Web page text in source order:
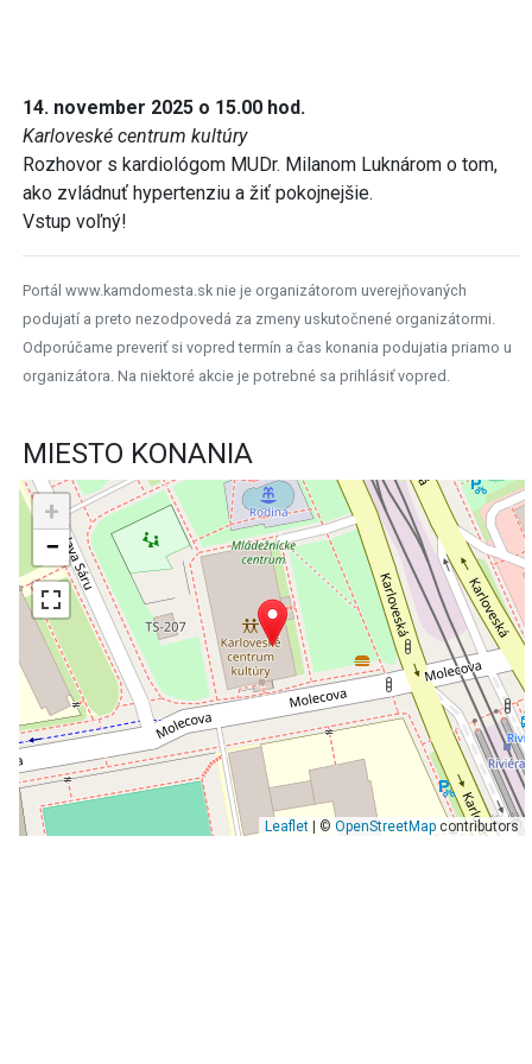
14. november 2025 o 15.00 hod.
Karloveské centrum kultúry
Rozhovor s kardiológom MUDr. Milanom Luknárom o tom,
ako zvládnuť hypertenziu a žiť pokojnejšie.
Vstup voľný!
Portál www.kamdomesta.sk nie je organizátorom uverejňovaných
podujatí a preto nezodpovedá za zmeny uskutočnené organizátormi.
Odporúčame preveriť si vopred termín a čas konania podujatia priamo u
organizátora. Na niektoré akcie je potrebné sa prihlásiť vopred.
MIESTO KONANIA
+
−
Leaflet| © OpenStreetMapcontributors